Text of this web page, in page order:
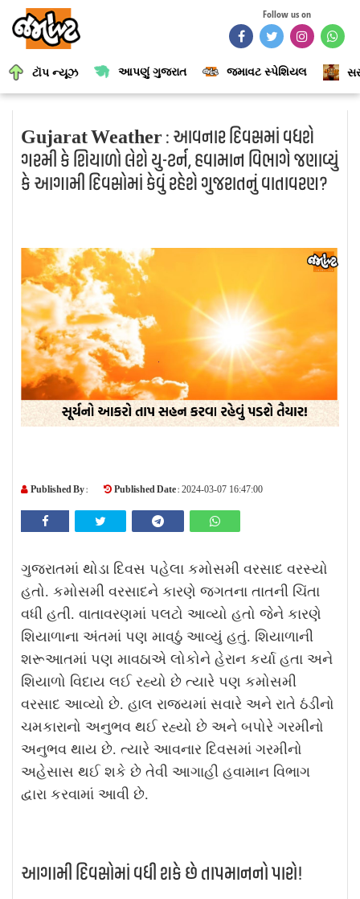
Follow us on
ટૉપ ન્યૂઝ આપણું ગુજરાત જમાવટ સ્પેશિયલ
Gujarat Weather : આવનાર દિવસમાં વધશે
ગરમી કે શિયાળો લેશે યુ-ટર્ન, હવામાન વિભાગે જણાવ્યું
કે આગામી દિવસોમાં કેવું રહેશે ગુજરાતનું વાતાવરણ?
Published By : Published Date : 2024-03-07 16:47:00
ગુજરાતમાં થોડા દિવસ પહેલા કમોસમી વરસાદ વરસ્યો
હતો. કમોસમી વરસાદને કારણે જગતના તાતની ચિંતા
વધી હતી. વાતાવરણમાં પલટો આવ્યો હતો જેને કારણે
શિયાળાના અંતમાં પણ માવઠું આવ્યું હતું. શિયાળાની
શરૂઆતમાં પણ માવઠાએ લોકોને હેરાન કર્યા હતા અને
શિયાળો વિદાય લઈ રહ્યો છે ત્યારે પણ કમોસમી
વરસાદ આવ્યો છે. હાલ રાજ્યમાં સવારે અને રાતે ઠંડીનો
ચમકારાનો અનુભવ થઈ રહ્યો છે અને બપોરે ગરમીનો
અનુભવ થાય છે. ત્યારે આવનાર દિવસમાં ગરમીનો
અહેસાસ થઈ શકે છે તેવી આગાહી હવામાન વિભાગ
દ્વારા કરવામાં આવી છે.
આગામી દિવસોમાં વધી શકે છે તાપમાનનો પારો!